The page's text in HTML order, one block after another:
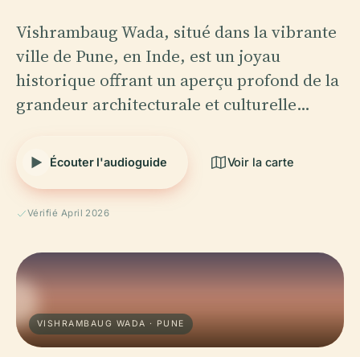
Vishrambaug Wada, situé dans la vibrante
ville de Pune, en Inde, est un joyau
historique offrant un aperçu profond de la
grandeur architecturale et culturelle…
Écouter l'audioguide Voir la carte
Vérifié April 2026
VISHRAMBAUG WADA · PUNE